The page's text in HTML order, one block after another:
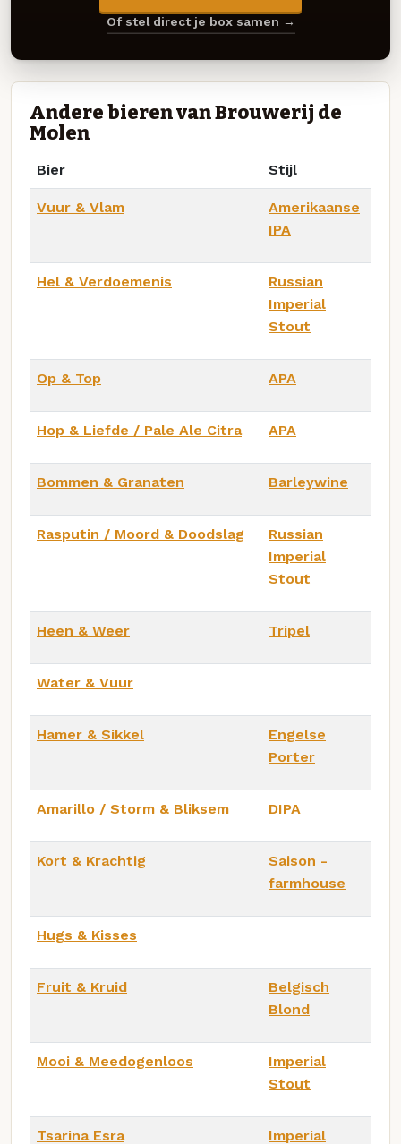
Of stel direct je box samen →
Andere bieren van Brouwerij de
Molen
Bier Stijl
Vuur & Vlam
Amerikaanse
IPA
Hel & Verdoemenis
Russian
Imperial
Stout
Op & Top APA
Hop & Liefde / Pale Ale Citra APA
Bommen & Granaten Barleywine
Rasputin / Moord & Doodslag
Russian
Imperial
Stout
Heen & Weer Tripel
Water & Vuur
Hamer & Sikkel
Engelse
Porter
Amarillo / Storm & Bliksem DIPA
Kort & Krachtig
Saison -
farmhouse
Hugs & Kisses
Fruit & Kruid
Belgisch
Blond
Mooi & Meedogenloos
Imperial
Stout
Tsarina Esra Imperial